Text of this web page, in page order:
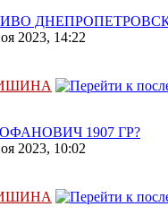
2023, 14:22
1907 ГР?
2023, 10:02